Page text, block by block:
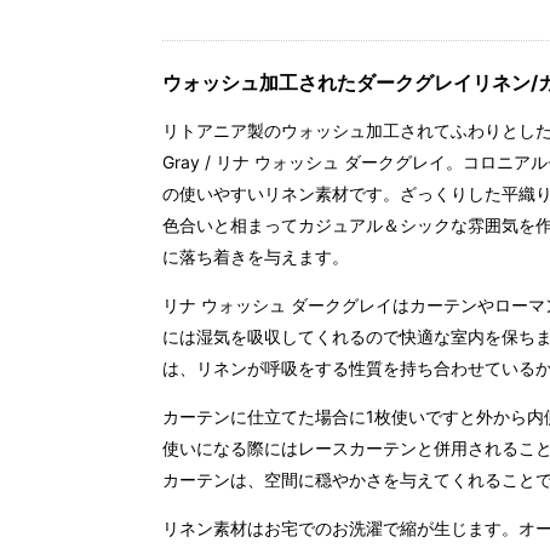
ウォッシュ加工されたダークグレイリネン/
リトアニア製のウォッシュ加工されてふわりと
Gray / リナ ウォッシュ ダークグレイ。コロニア
の使いやすいリネン素材です。ざっくりした平織
色合いと相まってカジュアル＆シックな雰囲気を
に落ち着きを与えます。
リナ ウォッシュ ダークグレイはカーテンやロー
には湿気を吸収してくれるので快適な室内を保ち
は、リネンが呼吸をする性質を持ち合わせている
カーテンに仕立てた場合に1枚使いですと外から
使いになる際にはレースカーテンと併用されるこ
カーテンは、空間に穏やかさを与えてくれることで
リネン素材はお宅でのお洗濯で縮が生じます。オ